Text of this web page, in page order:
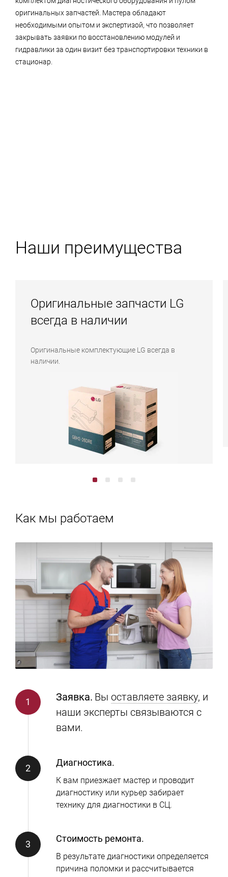
оригинальных запчастей. Мастера обладают
необходимыми опытом и экспертизой, что позволяет
закрывать заявки по восстановлению модулей и
гидравлики за один визит без транспортировки техники в
стационар.
Наши преимущества
Оригинальные запчасти LG
всегда в наличии
Оригинальные комплектующие LG всегда в
наличии.
Как мы работаем
Заявка. Вы оставляете заявку, и
наши эксперты связываются с
вами.
Диагностика.
К вам приезжает мастер и проводит
диагностику или курьер забирает
технику для диагностики в СЦ.
Стоимость ремонта.
В результате диагностики определяется
причина поломки и рассчитывается